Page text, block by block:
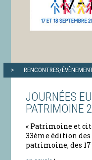
RENCONTRES/
JOURNÉES
PATRIMOINE
« Patrimoine et
33ème édition des
patrimoine, des 17